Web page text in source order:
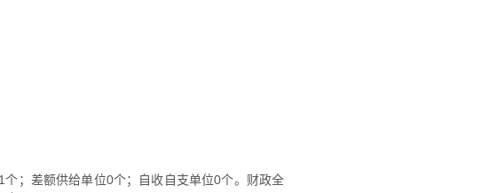
；差额供给单位0个；自收自支单位0个。财政全